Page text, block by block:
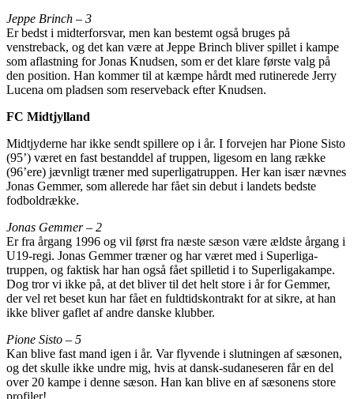
Jeppe Brinch – 3
Er bedst i midterforsvar, men kan bestemt også bruges på
venstreback, og det kan være at Jeppe Brinch bliver spillet i kampe
som aflastning for Jonas Knudsen, som er det klare første valg på
den position. Han kommer til at kæmpe hårdt med rutinerede Jerry
Lucena om pladsen som reserveback efter Knudsen.
FC Midtjylland
Midtjyderne har ikke sendt spillere op i år. I forvejen har Pione Sisto
(95’) været en fast bestanddel af truppen, ligesom en lang række
(96’ere) jævnligt træner med superligatruppen. Her kan især nævnes
Jonas Gemmer, som allerede har fået sin debut i landets bedste
fodboldrække.
Jonas Gemmer – 2
Er fra årgang 1996 og vil først fra næste sæson være ældste årgang i
U19-regi. Jonas Gemmer træner og har været med i Superliga-
truppen, og faktisk har han også fået spilletid i to Superligakampe.
Dog tror vi ikke på, at det bliver til det helt store i år for Gemmer,
der vel ret beset kun har fået en fuldtidskontrakt for at sikre, at han
ikke bliver gaflet af andre danske klubber.
Pione Sisto – 5
Kan blive fast mand igen i år. Var flyvende i slutningen af sæsonen,
og det skulle ikke undre mig, hvis at dansk-sudaneseren får en del
over 20 kampe i denne sæson. Han kan blive en af sæsonens store